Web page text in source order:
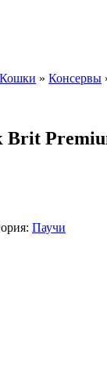
» Консервы
Паучи